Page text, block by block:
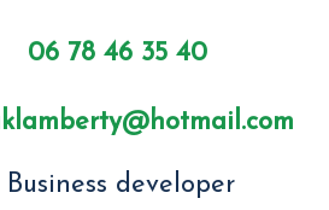
06 78 46 35 40
Business developer